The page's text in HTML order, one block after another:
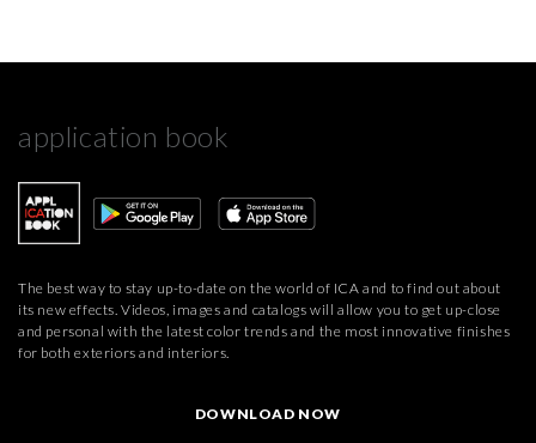
application book
The best way to stay up-to-date on the world of ICA and to find out about
its new effects. Videos, images and catalogs will allow you to get up-close
and personal with the latest color trends and the most innovative finishes
for both exteriors and interiors.
DOWNLOAD NOW